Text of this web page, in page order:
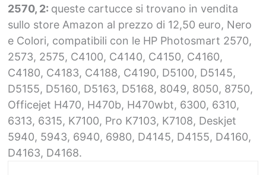
2570, 2: queste cartucce si trovano in vendita
sullo store Amazon al prezzo di 12,50 euro, Nero
e Colori, compatibili con le HP Photosmart 2570,
2573, 2575, C4100, C4140, C4150, C4160,
C4180, C4183, C4188, C4190, D5100, D5145,
D5155, D5160, D5163, D5168, 8049, 8050, 8750,
Officejet H470, H470b, H470wbt, 6300, 6310,
6313, 6315, K7100, Pro K7103, K7108, Deskjet
5940, 5943, 6940, 6980, D4145, D4155, D4160,
D4163, D4168.